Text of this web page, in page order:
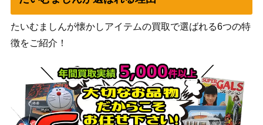
234 探索するドルイド/Questing Druid
[WOE]《日》
（エルドレ
400
裏切りの棘、ヴラスカ/Vraska, Betray
al’s Sting 337 ボーダーレス [ONE-BF]
《日》
（ファイレ
クシア：完
全なる統
一）
たいむましんが懐かしアイテムの買取で選ばれる6つの特
徴をご紹介！